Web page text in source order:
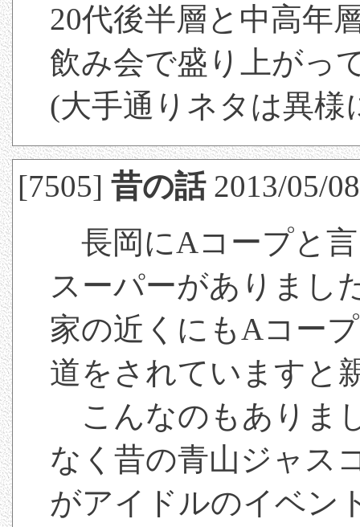
20代後半層と中高年
飲み会で盛り上がっ
(大手通りネタは異様
[7505]昔の話2013/05/
長岡にAコープと
スーパーがありまし
家の近くにもAコー
道をされていますと
こんなのもありま
なく昔の青山ジャス
がアイドルのイベン